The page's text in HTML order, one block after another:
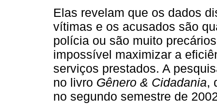
Elas revelam que os dados
vítimas e os acusados são
polícia ou são muito
impossível maximizar a
serviços prestados. A
no livro Gênero & Cidadania,
no segundo semestre de